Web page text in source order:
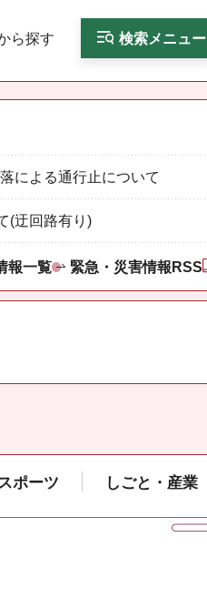
ら探す 検索メニュー
による通行止について
(迂回路有り)
報一覧 緊急・災害情報RSS
ポーツ しごと・産業